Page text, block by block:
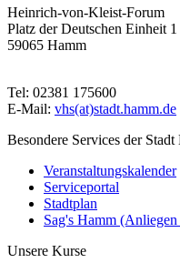
Heinrich-von-Kleist-Forum
Platz der Deutschen Einheit 1
59065 Hamm
Tel: 02381 175600
E-Mail: vhs(at)stadt.hamm.de
Besondere Services der Stadt
Veranstaltungskalender
Serviceportal
Stadtplan
Sag's Hamm
Unsere Kurse